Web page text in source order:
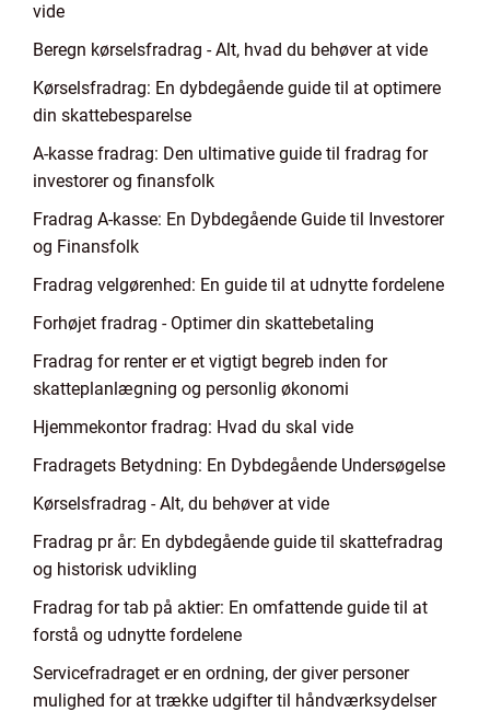
vide
Beregn kørselsfradrag - Alt, hvad du behøver at vide
Kørselsfradrag: En dybdegående guide til at optimere
din skattebesparelse
A-kasse fradrag: Den ultimative guide til fradrag for
investorer og finansfolk
Fradrag A-kasse: En Dybdegående Guide til Investorer
og Finansfolk
Fradrag velgørenhed: En guide til at udnytte fordelene
Forhøjet fradrag - Optimer din skattebetaling
Fradrag for renter er et vigtigt begreb inden for
skatteplanlægning og personlig økonomi
Hjemmekontor fradrag: Hvad du skal vide
Fradragets Betydning: En Dybdegående Undersøgelse
Kørselsfradrag - Alt, du behøver at vide
Fradrag pr år: En dybdegående guide til skattefradrag
og historisk udvikling
Fradrag for tab på aktier: En omfattende guide til at
forstå og udnytte fordelene
Servicefradraget er en ordning, der giver personer
mulighed for at trække udgifter til håndværksydelser